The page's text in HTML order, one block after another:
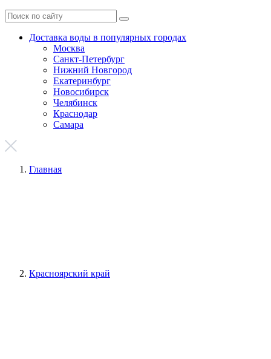
Доставка воды в популярных городах
Москва
Санкт-Петербург
Нижний Новгород
Екатеринбург
Новосибирск
Челябинск
Краснодар
Самара
Главная
Красноярский край